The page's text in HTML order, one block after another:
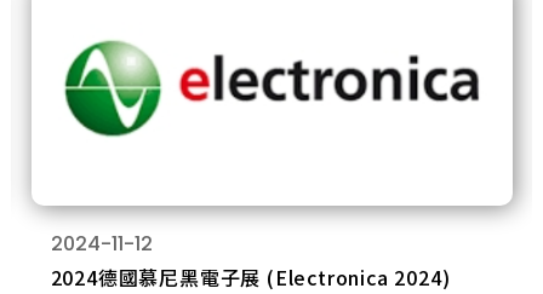
2024-11-12
2024德國慕尼黑電子展 (Electronica 2024)